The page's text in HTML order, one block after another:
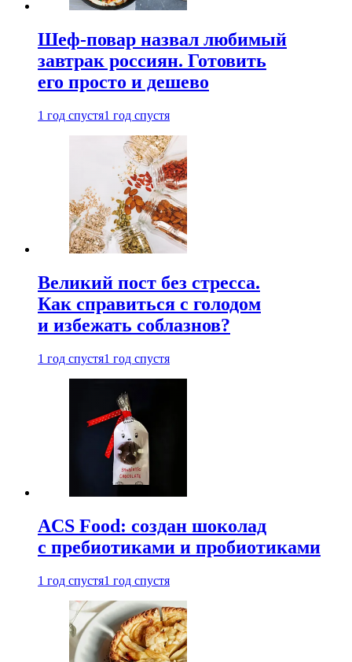
Шеф-повар назвал любимый
завтрак россиян. Готовить
его просто и дешево
1 год спустя1 год спустя
Великий пост без стресса.
Как справиться с голодом
и избежать соблазнов?
1 год спустя1 год спустя
ACS Food: создан шоколад
с пребиотиками и пробиотиками
1 год спустя1 год спустя